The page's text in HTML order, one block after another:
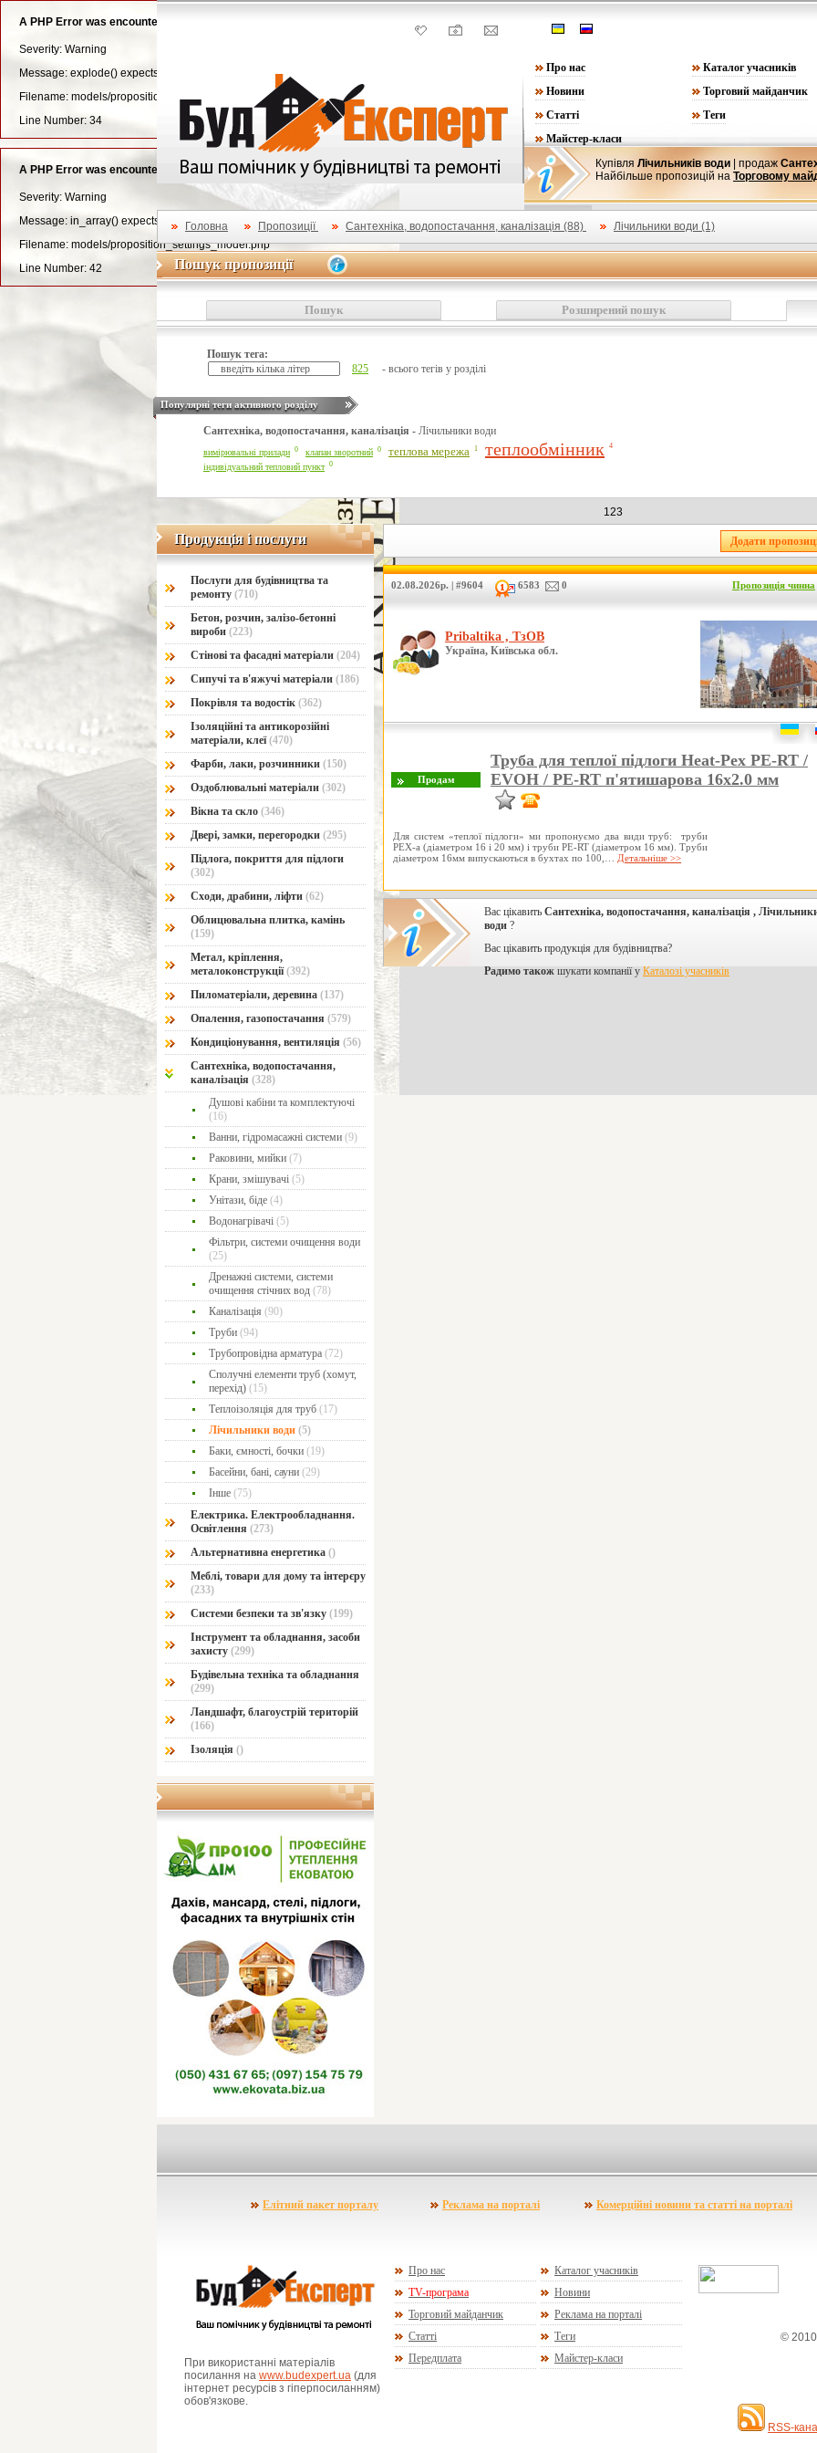
A PHP Error was encountered
Severity: Warning
Message: explode() expects parameter 3 to be long, string given
Filename: models/proposition_settings_model.php
Line Number: 34
A PHP Error was encountered
Severity: Warning
Message: in_array() expects parameter 2 to be array, null given
Filename: models/proposition_settings_model.php
Line Number: 42
Про нас Каталог учасників
Новини
Торговий майданчик
Статті
Теги
Майстер-класи
Купівля Лічильників води | продаж
Найбільше пропозицій на Торговому
Головна Пропозиції Сантехніка, водопостачання, каналізація (88) Лічильники води (1)
Пошук пропозиції
Пошук пропозиції
Пошук Розширений пошук
Пошук тега:
825
- всього тегів у розділі
Популярні теги активного розділу
Сантехніка, водопостачання, каналізація - Лічильники води
вимірювальні прилади 0 клапан зворотний 0 теплова мережа 1 теплообмінник 4
індивідуальний тепловий пункт 0
123
Продукція і послуги
Продукція і послуги
Послуги для будівництва та
ремонту (710)
Бетон, розчин, залізо-бетонні
вироби (223)
Стінові та фасадні матеріали (204)
Сипучі та в'яжучі матеріали (186)
Покрівля та водостік (362)
Ізоляційні та антикорозійні
матеріали, клеї(470)
Фарби, лаки, розчинники (150)
Оздоблювальні матеріали (302)
Вікна та скло (346)
Двері, замки, перегородки (295)
Підлога, покриття для підлоги
(302)
Сходи, драбини, ліфти (62)
Облицювальна плитка, камінь
(159)
Метал, кріплення,
металоконструкції(392)
Пиломатеріали, деревина (137)
Опалення, газопостачання (579)
Кондиціонування, вентиляція (56)
Сантехніка, водопостачання,
каналізація (328)
Душові кабіни та комплектуючі
(16)
Ванни, гідромасажні системи (9)
Раковини, мийки (7)
Крани, змішувачі (5)
Унітази, біде (4)
Водонагрівачі (5)
Фільтри, системи очищення води
(25)
Дренажні системи, системи
очищення стічних вод (78)
Каналізація (90)
Труби (94)
Трубопровідна арматура (72)
Сполучні елементи труб (хомут,
перехід) (15)
Теплоізоляція для труб (17)
Лічильники води (5)
Баки, ємності, бочки (19)
Басейни, бані, сауни (29)
Інше (75)
Електрика. Електрообладнання.
Освітлення (273)
Альтернативна енергетика ()
Меблі, товари для дому та інтерєру
(233)
Системи безпеки та зв'язку (199)
Інструмент та обладнання, засоби
захисту (299)
Будівельна техніка та обладнання
(299)
Ландшафт, благоустрій територій
(166)
Ізоляція ()
02.08.2026р. | #9604 6583 0 Пропозиція чинна
Pribaltika , ТзОВ
Україна, Київська обл.
Труба для теплої підлоги Heat-Pex PE-RT /
EVOH / PE-RT п'ятишарова 16x2.0 мм
Для систем «теплої підлоги» ми пропонуємо два види труб: труби
PEX-a (діаметром 16 і 20 мм) і труби PE-RT (діаметром 16 мм). Труби
діаметром 16мм випускаються в бухтах по 100,… Детальніше >>
Вас цікавить Сантехніка, водопостачання, каналізація ,
води ?
Вас цікавить продукція для будівництва?
Радимо також шукати компанії у Каталозі учасників
Елітний пакет порталу Реклама на порталі Комерційні новини та статті на порталі
При використанні матеріалів
посилання на www.budexpert.ua (для
інтернет ресурсів з гіперпосиланням)
обов'язкове.
Про нас
Каталог учасників
TV-програма
Новини
Торговий майданчик
Реклама на порталі
Статті
Теги
Передплата
Майстер-класи
©
RSS-